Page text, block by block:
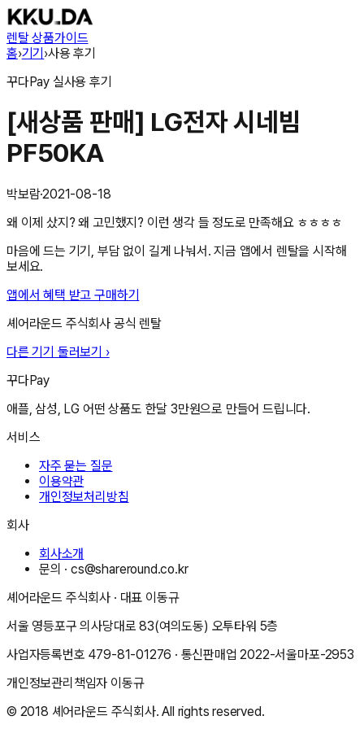
렌탈 상품가이드
홈›기기›사용 후기
꾸다Pay 실사용 후기
[새상품 판매] LG전자 시네빔
PF50KA
박보람·2021-08-18
왜 이제 샀지? 왜 고민했지? 이런 생각 들 정도로 만족해요 ㅎㅎㅎㅎ
마음에 드는 기기, 부담 없이 길게 나눠서. 지금 앱에서 렌탈을 시작해
보세요.
앱에서 혜택 받고 구매하기
셰어라운드 주식회사 공식 렌탈
다른 기기 둘러보기 ›
꾸다Pay
애플, 삼성, LG 어떤 상품도 한달 3만원으로 만들어 드립니다.
서비스
자주 묻는 질문
이용약관
개인정보처리방침
회사
회사소개
문의 ·cs@shareround.co.kr
셰어라운드 주식회사 · 대표 이동규
서울 영등포구 의사당대로 83(여의도동) 오투타워 5층
사업자등록번호 479-81-01276 · 통신판매업2022-서울마포-2953
개인정보관리책임자 이동규
© 2018 셰어라운드 주식회사. All rights reserved.